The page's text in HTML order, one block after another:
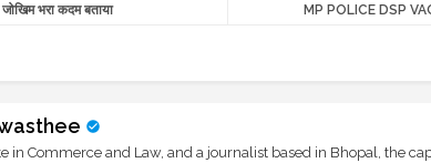
MP POLICE DSP
भरा कदम बताया
in Commerce and Law, and a journalist based in Bhopal, the